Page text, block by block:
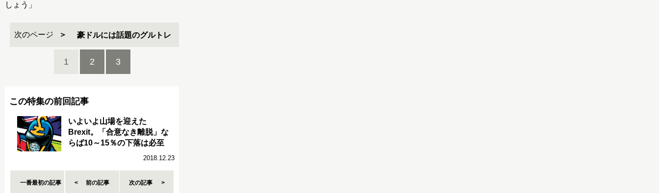
しょう」
次のページ 豪ドルには話題のグルトレ
1 2 3
この特集の前回記事
いよいよ山場を迎えた
Brexit。「合意なき離脱」な
らば10～15％の下落は必至
2018.12.23
一番最初の記事 前の記事 次の記事